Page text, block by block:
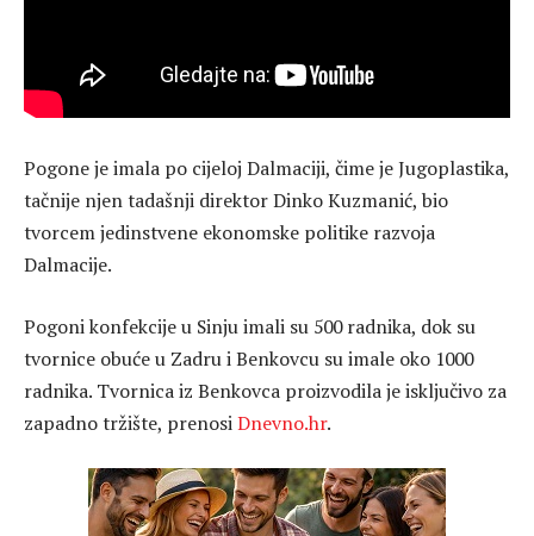
Pogone je imala po cijeloj Dalmaciji, čime je Jugoplastika,
tačnije njen tadašnji direktor Dinko Kuzmanić, bio
tvorcem jedinstvene ekonomske politike razvoja
Dalmacije.
Pogoni konfekcije u Sinju imali su 500 radnika, dok su
tvornice obuće u Zadru i Benkovcu su imale oko 1000
radnika. Tvornica iz Benkovca proizvodila je isključivo za
zapadno tržište, prenosiDnevno.hr.